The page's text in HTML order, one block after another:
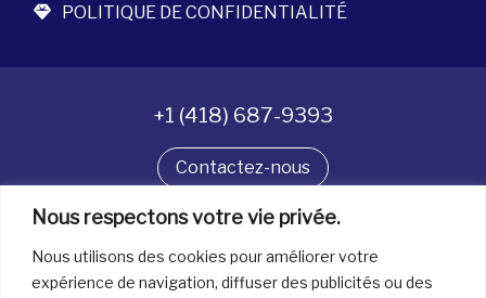
Nous respectons votre vie privée.
Nous utilisons des cookies pour améliorer votre
expérience de navigation, diffuser des publicités ou des
POLITIQUE DE CONFIDENTIALITÉ
+1 (418) 687-9393
Contactez-nous
Suivez-nous